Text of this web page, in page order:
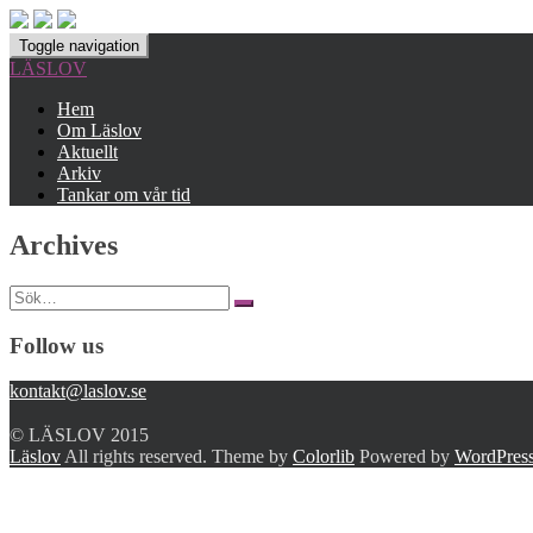
Toggle navigation
LÄSLOV
Hem
Om Läslov
Aktuellt
Arkiv
Tankar om vår tid
Archives
Search
for:
Follow us
kontakt@laslov.se
© LÄSLOV 2015
Läslov All rights reserved. Theme by Colorlib Powered by